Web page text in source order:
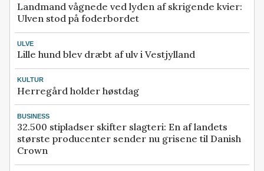
Landmand vågnede ved lyden af skrigende kvier:
Ulven stod på foderbordet
ULVE
Lille hund blev dræbt af ulv i Vestjylland
KULTUR
Herregård holder høstdag
BUSINESS
32.500 stipladser skifter slagteri: En af landets
største producenter sender nu grisene til Danish
Crown